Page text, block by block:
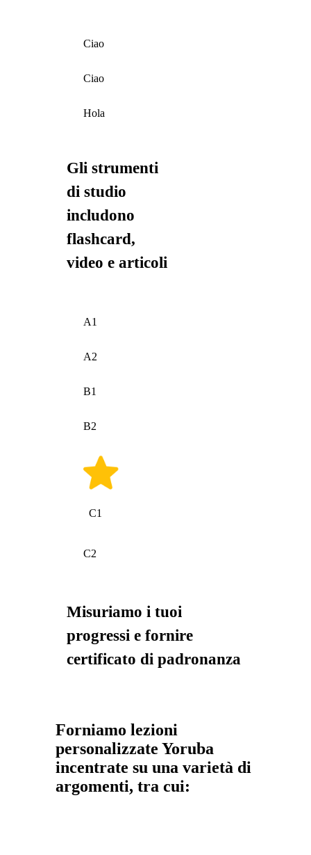
Ciao
Ciao
Hola
Gli strumenti
di studio
includono
flashcard,
video e articoli
A1
A2
B1
B2
C1
C2
Misuriamo i tuoi
progressi e fornire
certificato di padronanza
Forniamo lezioni
personalizzate Yoruba
incentrate su una varietà di
argomenti, tra cui: